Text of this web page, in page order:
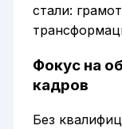
стали:
Фокус на
кадров
Без